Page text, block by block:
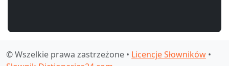
© Wszelkie prawa zastrzeżone • Licencje Słowników •